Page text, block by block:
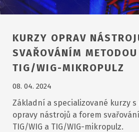
KURZY OPRAV
SVAŘOVÁNÍM
TIG/WIG-MIKROPULZ
08. 04. 2024
Základní a specializované kurzy
opravy nástrojů a forem
TIG/WIG a TIG/WIG-mikropulz.